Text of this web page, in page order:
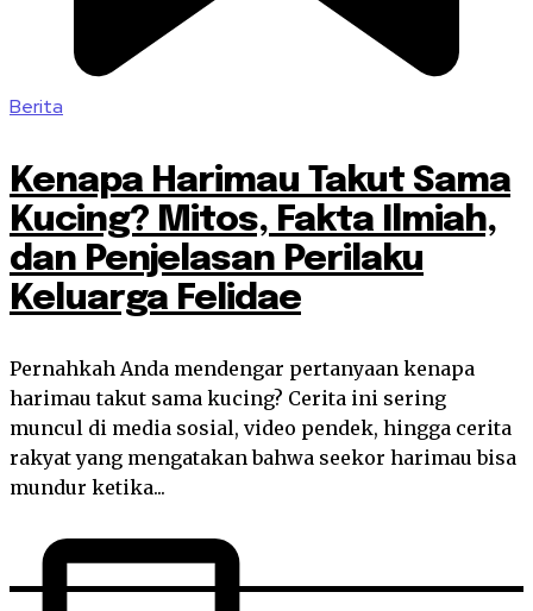
Berita
Kenapa Harimau Takut Sama
Kucing? Mitos, Fakta Ilmiah,
dan Penjelasan Perilaku
Keluarga Felidae
Pernahkah Anda mendengar pertanyaan kenapa
harimau takut sama kucing? Cerita ini sering
muncul di media sosial, video pendek, hingga cerita
rakyat yang mengatakan bahwa seekor harimau bisa
mundur ketika...